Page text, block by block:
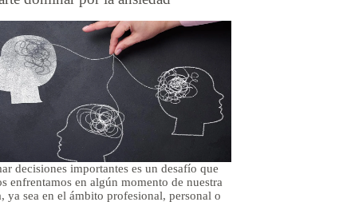
decisiones importantes es un desafío que
enfrentamos en algún momento de nuestra
ya sea en el ámbito profesional, personal o